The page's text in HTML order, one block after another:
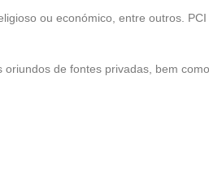
ou económico, entre outros.
de fontes privadas, bem